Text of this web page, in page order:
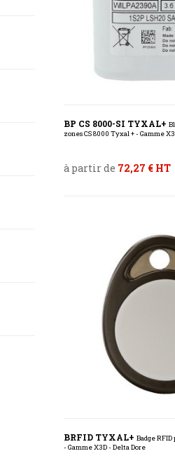
BP CS 8000-SI TYXAL+
zones CS 8000 Tyxal + - Gamme
à partir de 72,27 € HT
BRFID TYXAL+ Badge
- Gamme X3D - Delta Dore